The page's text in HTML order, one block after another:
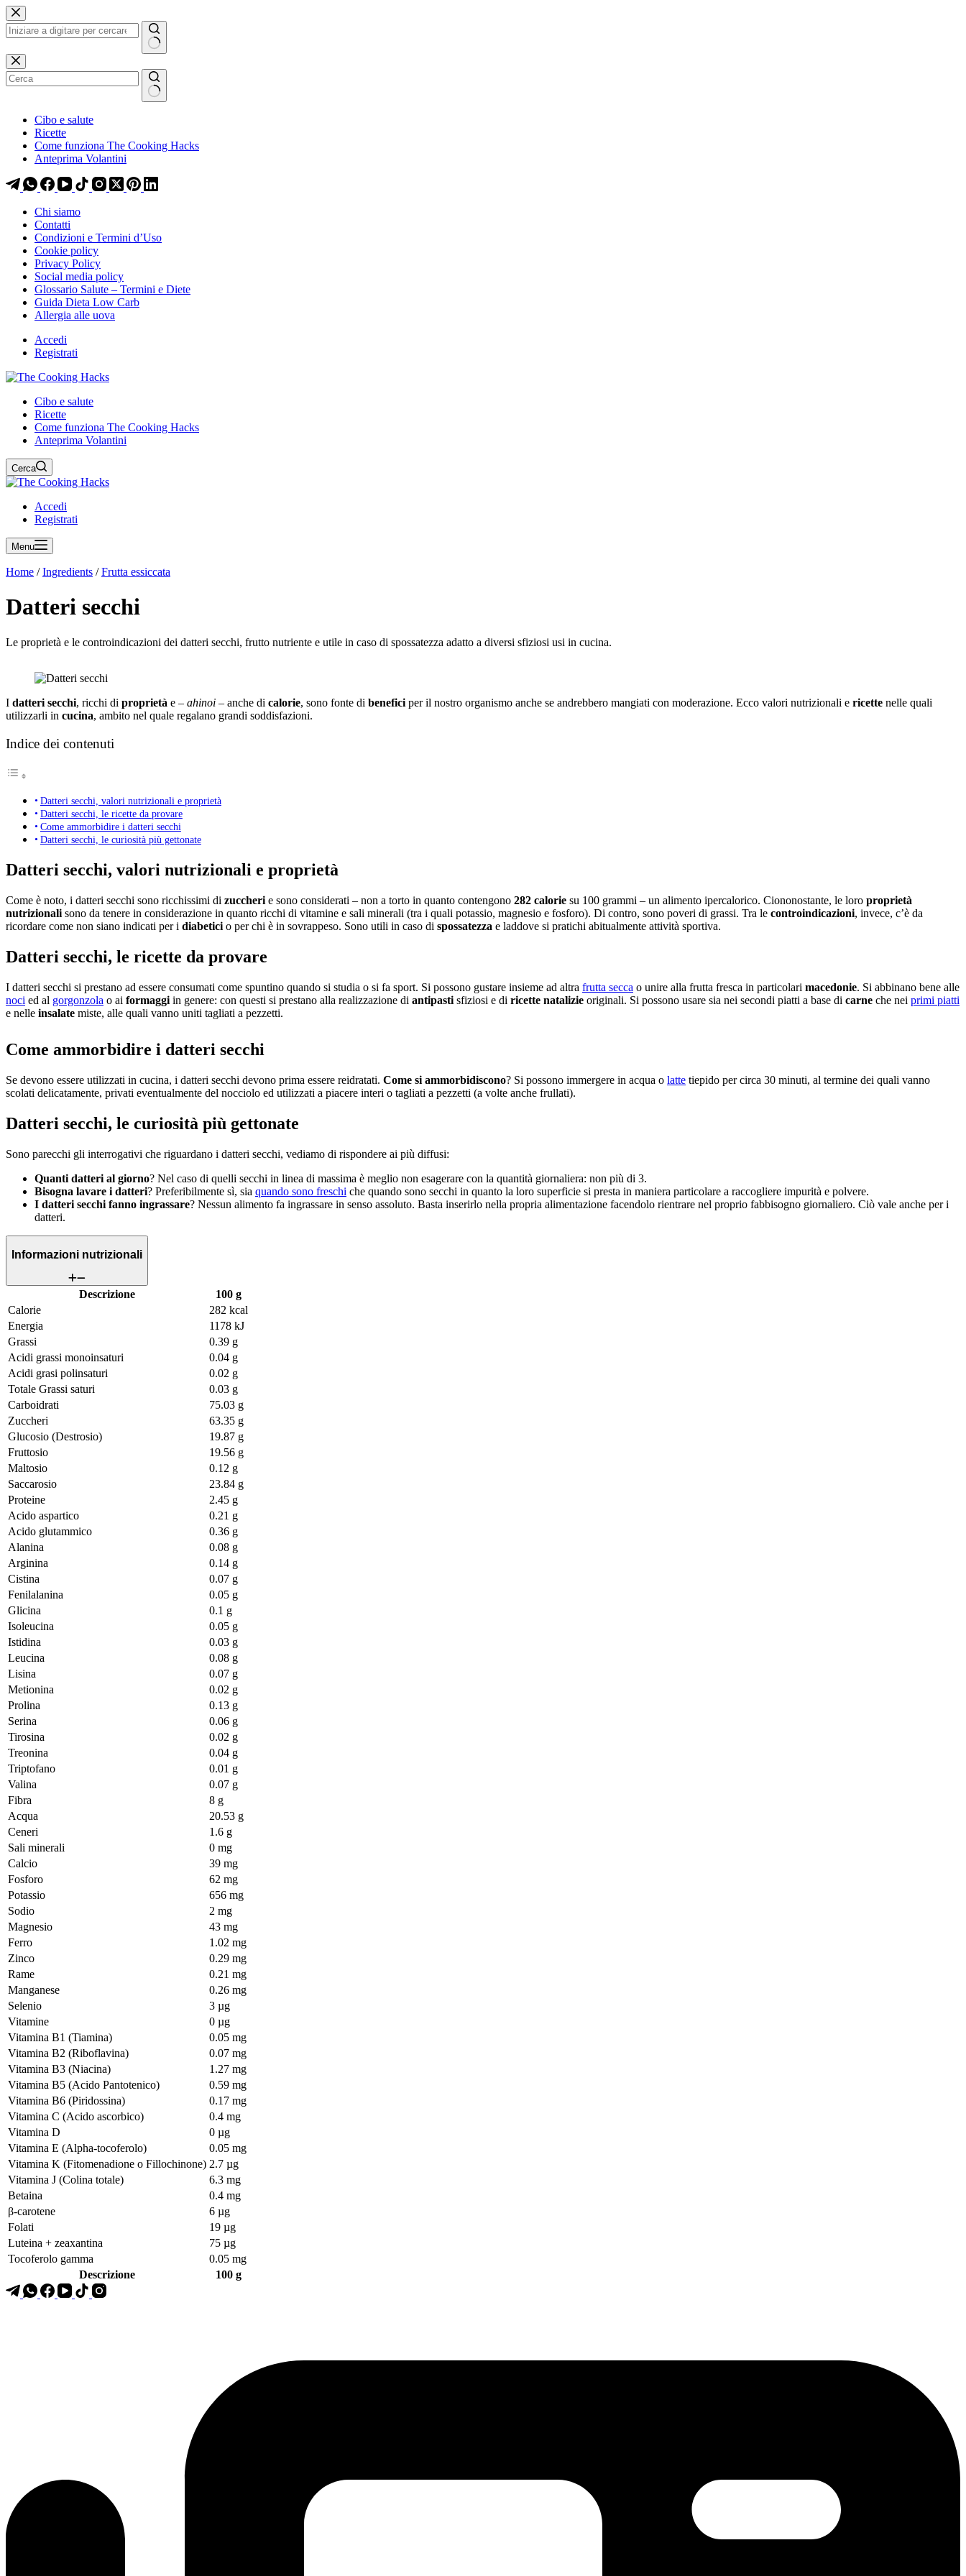
Salta
al
contenuto
Salta
al
contenuto
Nessun
risultato
Cibo e salute
Ricette
Come funziona The Cooking Hacks
Anteprima Volantini
Chi siamo
Contatti
Condizioni e Termini d’Uso
Cookie policy
Privacy Policy
Social media policy
Glossario Salute – Termini e Diete
Guida Dieta Low Carb
Allergia alle uova
Accedi
Registrati
Cibo e salute
Ricette
Come funziona The Cooking Hacks
Anteprima Volantini
Cerca
Accedi
Registrati
Menu
Home /Ingredients /Frutta essiccata
Datteri secchi
Le proprietà e le controindicazioni dei datteri secchi, frutto nutriente e utile in caso di spossatezza adatto a diversi sfiziosi usi in cucina.
I datteri secchi, ricchi di proprietà e – ahinoi – anche di calorie, sono fonte di benefici per il nostro organismo anche se andrebbero mangiati con moderazione. Ecco valori nutrizionali e ricette nelle quali
utilizzarli in cucina, ambito nel quale regalano grandi soddisfazioni.
Indice dei contenuti
Datteri secchi, valori nutrizionali e proprietà
Datteri secchi, le ricette da provare
Come ammorbidire i datteri secchi
Datteri secchi, le curiosità più gettonate
Datteri secchi, valori nutrizionali e proprietà
Come è noto, i datteri secchi sono ricchissimi di zuccheri e sono considerati – non a torto in quanto contengono 282 calorie su 100 grammi – un alimento ipercalorico. Ciononostante, le loro proprietà
nutrizionali sono da tenere in considerazione in quanto ricchi di vitamine e sali minerali (tra i quali potassio, magnesio e fosforo). Di contro, sono poveri di grassi. Tra le controindicazioni, invece, c’è da
ricordare come non siano indicati per i diabetici o per chi è in sovrappeso. Sono utili in caso di spossatezza e laddove si pratichi abitualmente attività sportiva.
Datteri secchi, le ricette da provare
I datteri secchi si prestano ad essere consumati come spuntino quando si studia o si fa sport. Si possono gustare insieme ad altra frutta secca o unire alla frutta fresca in particolari macedonie. Si abbinano bene alle
noci ed al gorgonzola o ai formaggi in genere: con questi si prestano alla realizzazione di antipasti sfiziosi e di ricette natalizie originali. Si possono usare sia nei secondi piatti a base di carne che nei primi piatti
e nelle insalate miste, alle quali vanno uniti tagliati a pezzetti.
Come ammorbidire i datteri secchi
Se devono essere utilizzati in cucina, i datteri secchi devono prima essere reidratati. Come si ammorbidiscono? Si possono immergere in acqua o latte tiepido per circa 30 minuti, al termine dei quali vanno
scolati delicatamente, privati eventualmente del nocciolo ed utilizzati a piacere interi o tagliati a pezzetti (a volte anche frullati).
Datteri secchi, le curiosità più gettonate
Sono parecchi gli interrogativi che riguardano i datteri secchi, vediamo di rispondere ai più diffusi:
Quanti datteri al giorno? Nel caso di quelli secchi in linea di massima è meglio non esagerare con la quantità giornaliera: non più di 3.
Bisogna lavare i datteri? Preferibilmente sì, sia quando sono freschi che quando sono secchi in quanto la loro superficie si presta in maniera particolare a raccogliere impurità e polvere.
I datteri secchi fanno ingrassare? Nessun alimento fa ingrassare in senso assoluto. Basta inserirlo nella propria alimentazione facendolo rientrare nel proprio fabbisogno giornaliero. Ciò vale anche per i
datteri.
Informazioni nutrizionali
Descrizione
100 g
Calorie
282 kcal
Energia
1178 kJ
Grassi
0.39 g
Acidi grassi monoinsaturi
0.04 g
Acidi grasi polinsaturi
0.02 g
Totale Grassi saturi
0.03 g
Carboidrati
75.03 g
Zuccheri
63.35 g
Glucosio (Destrosio)
19.87 g
Fruttosio
19.56 g
Maltosio
0.12 g
Saccarosio
23.84 g
Proteine
2.45 g
Acido aspartico
0.21 g
Acido glutammico
0.36 g
Alanina
0.08 g
Arginina
0.14 g
Cistina
0.07 g
Fenilalanina
0.05 g
Glicina
0.1 g
Isoleucina
0.05 g
Istidina
0.03 g
Leucina
0.08 g
Lisina
0.07 g
Metionina
0.02 g
Prolina
0.13 g
Serina
0.06 g
Tirosina
0.02 g
Treonina
0.04 g
Triptofano
0.01 g
Valina
0.07 g
Fibra
8 g
Acqua
20.53 g
Ceneri
1.6 g
Sali minerali
0 mg
Calcio
39 mg
Fosforo
62 mg
Potassio
656 mg
Sodio
2 mg
Magnesio
43 mg
Ferro
1.02 mg
Zinco
0.29 mg
Rame
0.21 mg
Manganese
0.26 mg
Selenio
3 µg
Vitamine
0 µg
Vitamina B1 (Tiamina)
0.05 mg
Vitamina B2 (Riboflavina)
0.07 mg
Vitamina B3 (Niacina)
1.27 mg
Vitamina B5 (Acido Pantotenico)
0.59 mg
Vitamina B6 (Piridossina)
0.17 mg
Vitamina C (Acido ascorbico)
0.4 mg
Vitamina D
0 µg
Vitamina E (Alpha-tocoferolo)
0.05 mg
Vitamina K (Fitomenadione o Fillochinone) 2.7 µg
Vitamina J (Colina totale)
6.3 mg
Betaina
0.4 mg
β-carotene
6 µg
Folati
19 µg
Luteina + zeaxantina
75 µg
Tocoferolo gamma
0.05 mg
Descrizione
100 g